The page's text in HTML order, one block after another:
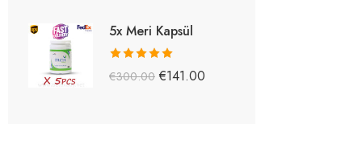
5x Meri Kapsül
5 üzerinden
€300.00 €141.00